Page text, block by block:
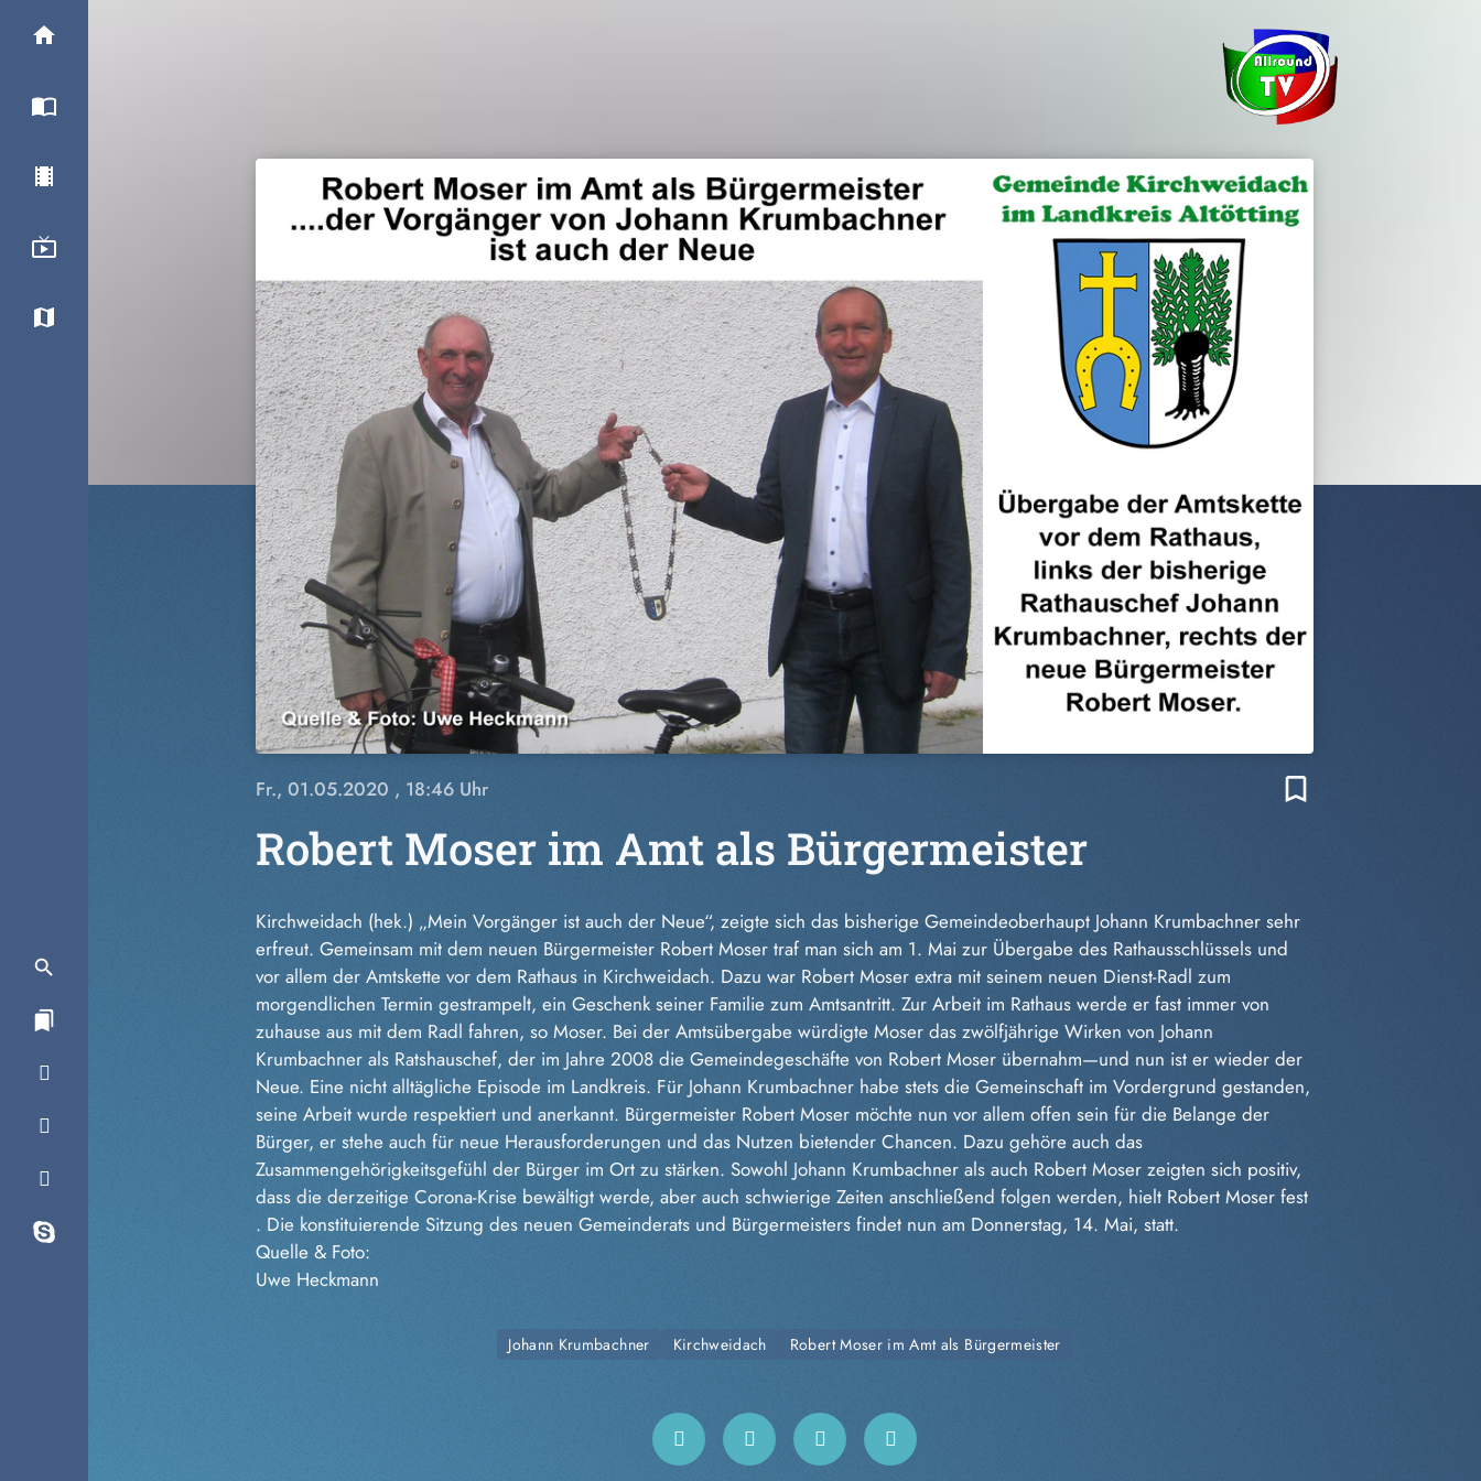
Fr., 01.05.2020 , 18:46 Uhr bookmark_border
Robert Moser im Amt als Bürgermeister
Kirchweidach (hek.) „Mein Vorgänger ist auch der Neue“, zeigte sich das bisherige Gemeindeoberhaupt Johann Krumbachner sehr
erfreut. Gemeinsam mit dem neuen Bürgermeister Robert Moser traf man sich am 1. Mai zur Übergabe des Rathausschlüssels und
vor allem der Amtskette vor dem Rathaus in Kirchweidach. Dazu war Robert Moser extra mit seinem neuen Dienst-Radl zum
morgendlichen Termin gestrampelt, ein Geschenk seiner Familie zum Amtsantritt. Zur Arbeit im Rathaus werde er fast immer von
zuhause aus mit dem Radl fahren, so Moser. Bei der Amtsübergabe würdigte Moser das zwölfjährige Wirken von Johann
Krumbachner als Ratshauschef, der im Jahre 2008 die Gemeindegeschäfte von Robert Moser übernahm—und nun ist er wieder der
Neue. Eine nicht alltägliche Episode im Landkreis. Für Johann Krumbachner habe stets die Gemeinschaft im Vordergrund gestanden,
seine Arbeit wurde respektiert und anerkannt. Bürgermeister Robert Moser möchte nun vor allem offen sein für die Belange der
Bürger, er stehe auch für neue Herausforderungen und das Nutzen bietender Chancen. Dazu gehöre auch das
Zusammengehörigkeitsgefühl der Bürger im Ort zu stärken. Sowohl Johann Krumbachner als auch Robert Moser zeigten sich positiv,
dass die derzeitige Corona-Krise bewältigt werde, aber auch schwierige Zeiten anschließend folgen werden, hielt Robert Moser fest
. Die konstituierende Sitzung des neuen Gemeinderats und Bürgermeisters findet nun am Donnerstag, 14. Mai, statt.
Quelle & Foto:
Uwe Heckmann
Johann Krumbachner Kirchweidach Robert Moser im Amt als Bürgermeister